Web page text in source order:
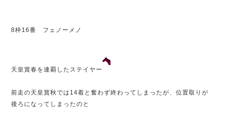
8枠16番 フェノーメノ
天皇賞春を連覇したステイヤー
前走の天皇賞秋では14着と奮わず終わってしまったが、位置取りが
後ろになってしまったのと